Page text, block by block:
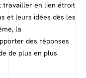
travailler en lien étroit
et leurs idées dès les
la
des réponses
de plus en plus